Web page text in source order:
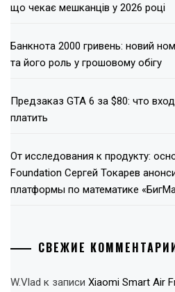
що чекає мешканців у 2026 році
Банкнота 2000 гривень: новий
та його роль у грошовому обігу
Предзаказ GTA 6 за $80: что
платить
От исследования к продукту:
Foundation Сергей Токарев
платформы по математике
СВЕЖИЕ
W.Vlad к записи Xiaomi Smart Air